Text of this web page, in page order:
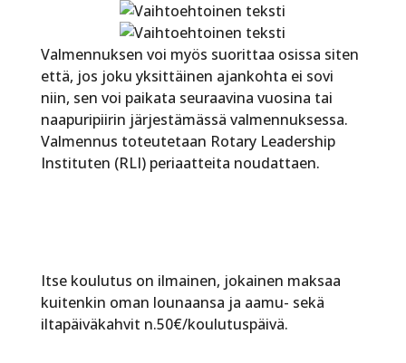
Valmennuksen voi myös suorittaa osissa siten
että, jos joku yksittäinen ajankohta ei sovi
niin, sen voi paikata seuraavina vuosina tai
naapuripiirin järjestämässä valmennuksessa.
Valmennus toteutetaan Rotary Leadership
Instituten (RLI) periaatteita noudattaen.
Itse koulutus on ilmainen, jokainen maksaa
kuitenkin oman lounaansa ja aamu- sekä
iltapäiväkahvit n.50€/koulutuspäivä.